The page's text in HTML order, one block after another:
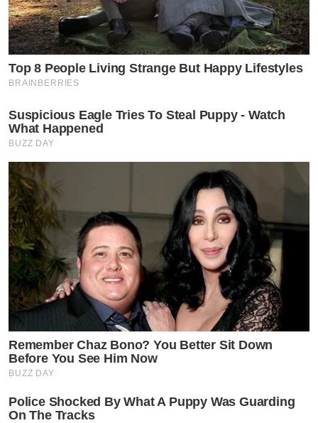
Top 8 People Living Strange But Happy Lifestyles
BRAINBERRIES
Suspicious Eagle Tries To Steal Puppy - Watch
What Happened
BUZZ DAY
Remember Chaz Bono? You Better Sit Down
Before You See Him Now
BUZZ DAY
Police Shocked By What A Puppy Was Guarding
On The Tracks